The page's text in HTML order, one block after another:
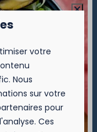
votre
Nous
sur votre
pour
Ces